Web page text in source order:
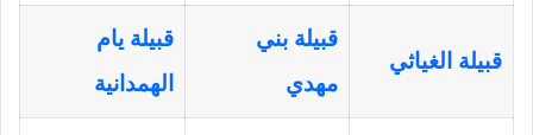
قبيلة الغياثي
قبيلة بني
مهدي
قبيلة يام
الهمدانية